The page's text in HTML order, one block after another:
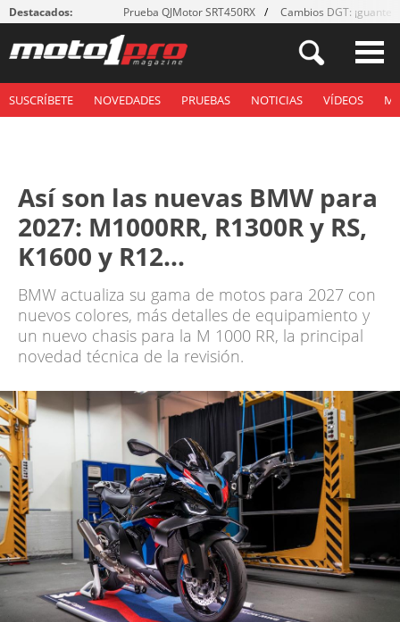
Destacados: Prueba QJMotor SRT450RX Cambios DGT: ¡guantes!
SUSCRÍBETE NOVEDADES PRUEBAS NOTICIAS VÍDEOS
Así son las nuevas BMW para
2027: M1000RR, R1300R y RS,
K1600 y R12...
BMW actualiza su gama de motos para 2027 con
nuevos colores, más detalles de equipamiento y
un nuevo chasis para la M 1000 RR, la principal
novedad técnica de la revisión.